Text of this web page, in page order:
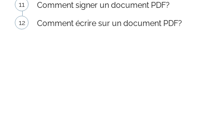
Comment signer un document PDF?
Comment écrire sur un document PDF?